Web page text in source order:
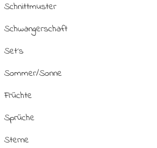
Schnittmuster
Schwangerschaft
Set´s
Sommer/Sonne
Früchte
Sprüche
Sterne